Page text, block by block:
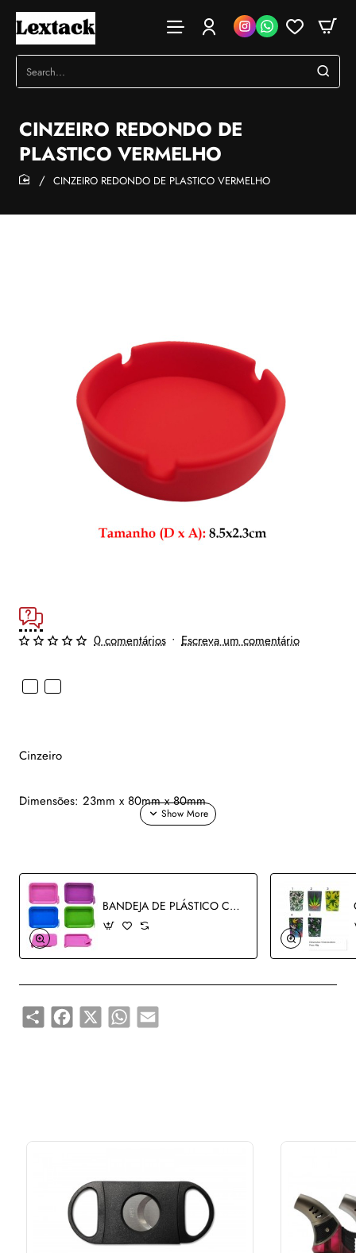
Search...
CINZEIRO REDONDO DE
PLASTICO VERMELHO
home
CINZEIRO REDONDO DE PLASTICO VERMELHO
0 comentários • Escreva um comentário
Cinzeiro
Dimensões: 23mm x 80mm x 80mm
Material: Plástico e silicone
Por que silicone? É maleável, leve, fácil de limpar (anti
aderente) e prático para transportar. Quando bem
BANDEJA DE PLÁSTICO COM TAMPA REF: AP727-1
Share Facebook
X WhatsApp
Email